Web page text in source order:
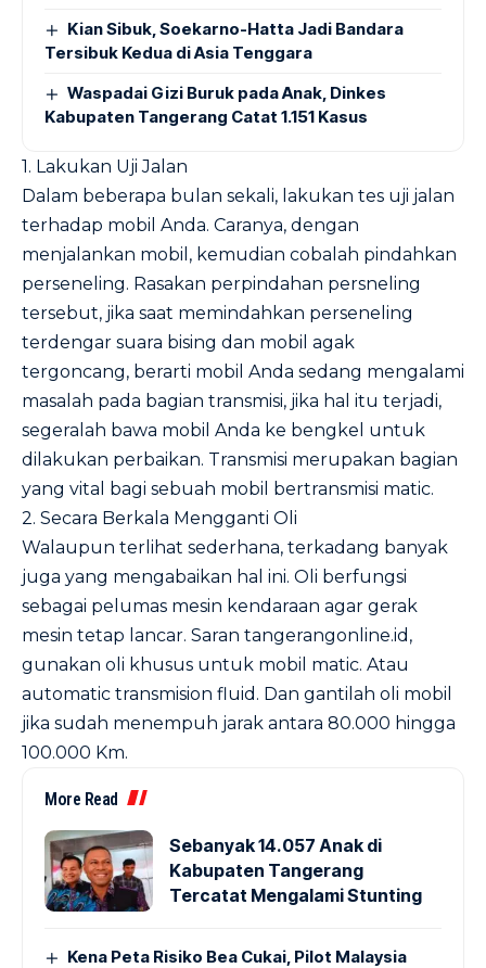
Kian Sibuk, Soekarno-Hatta Jadi Bandara
Tersibuk Kedua di Asia Tenggara
Waspadai Gizi Buruk pada Anak, Dinkes
Kabupaten Tangerang Catat 1.151 Kasus
1. Lakukan Uji Jalan
Dalam beberapa bulan sekali, lakukan tes uji jalan
terhadap mobil Anda. Caranya, dengan
menjalankan mobil, kemudian cobalah pindahkan
perseneling. Rasakan perpindahan persneling
tersebut, jika saat memindahkan perseneling
terdengar suara bising dan mobil agak
tergoncang, berarti mobil Anda sedang mengalami
masalah pada bagian transmisi, jika hal itu terjadi,
segeralah bawa mobil Anda ke bengkel untuk
dilakukan perbaikan. Transmisi merupakan bagian
yang vital bagi sebuah mobil bertransmisi matic.
2. Secara Berkala Mengganti Oli
Walaupun terlihat sederhana, terkadang banyak
juga yang mengabaikan hal ini. Oli berfungsi
sebagai pelumas mesin kendaraan agar gerak
mesin tetap lancar. Saran tangerangonline.id,
gunakan oli khusus untuk mobil matic. Atau
automatic transmision fluid. Dan gantilah oli mobil
jika sudah menempuh jarak antara 80.000 hingga
100.000 Km.
More Read
Sebanyak 14.057 Anak di
Kabupaten Tangerang
Tercatat Mengalami Stunting
Kena Peta Risiko Bea Cukai, Pilot Malaysia